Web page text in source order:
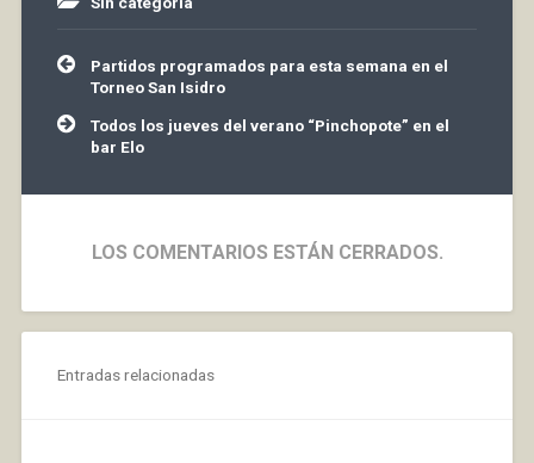
Navegación
de
entradas
Partidos programados para esta semana en el
Torneo San Isidro
Todos los jueves del verano “Pinchopote” en el
bar Elo
LOS COMENTARIOS ESTÁN CERRADOS.
Entradas relacionadas